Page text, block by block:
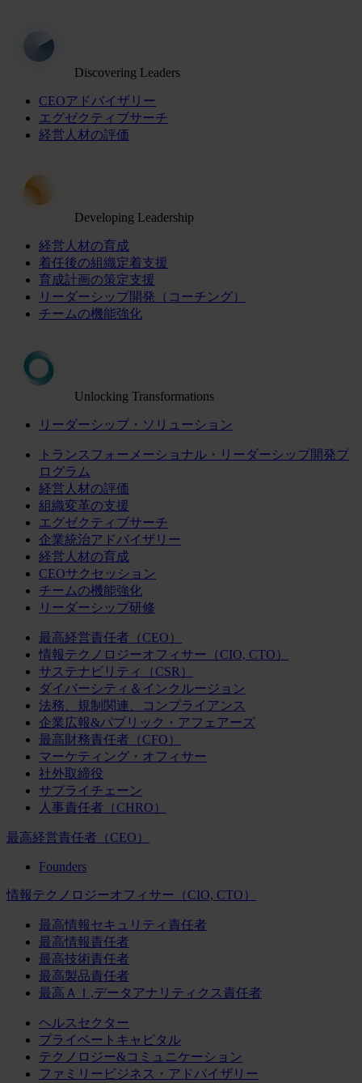
Discovering Leaders
CEOアドバイザリー
エグゼクティブサーチ
経営人材の評価
Developing Leadership
経営人材の育成
着任後の組織定着支援
育成計画の策定支援
リーダーシップ開発（コーチング）
チームの機能強化
Unlocking Transformations
リーダーシップ・ソリューション
トランスフォーメーショナル・リーダーシップ開発プ
ログラム
経営人材の評価
組織変革の支援
エグゼクティブサーチ
企業統治アドバイザリー
経営人材の育成
CEOサクセッション
チームの機能強化
リーダーシップ研修
最高経営責任者（CEO）
情報テクノロジーオフィサー（CIO, CTO）
サステナビリティ（CSR）
ダイバーシティ＆インクルージョン
法務、規制関連、コンプライアンス
企業広報&パブリック・アフェアーズ
最高財務責任者（CFO）
マーケティング・オフィサー
社外取締役
サプライチェーン
人事責任者（CHRO）
最高経営責任者（CEO）
Founders
情報テクノロジーオフィサー（CIO, CTO）
最高情報セキュリティ責任者
最高情報責任者
最高技術責任者
最高製品責任者
最高ＡＩ,データアナリティクス責任者
ヘルスセクター
プライベートキャピタル
テクノロジー&コミュニケーション
ファミリービジネス・アドバイザリー